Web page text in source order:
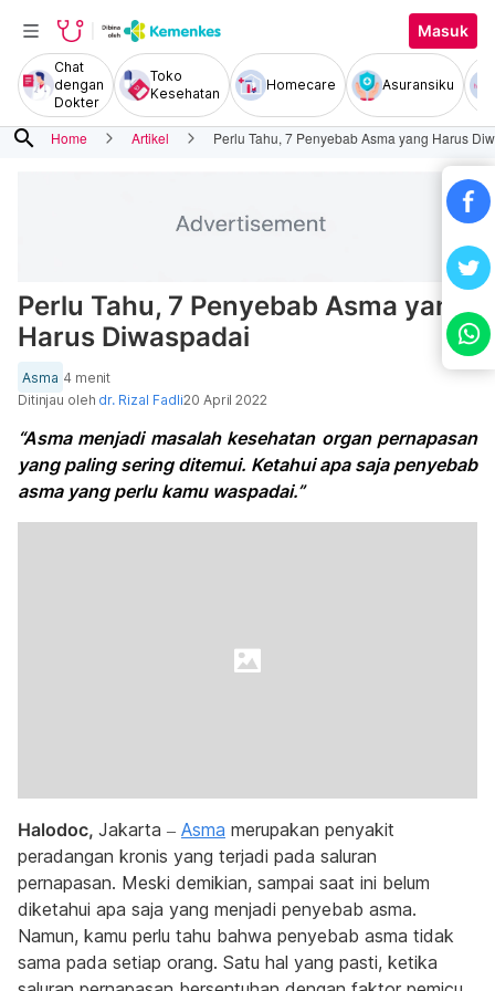
Masuk
Chat
dengan
Dokter
Toko
Kesehatan
Homecare Asuransiku
search Home Artikel Perlu Tahu, 7 Penyebab Asma yang Harus
Perlu Tahu, 7 Penyebab Asma yang
Harus Diwaspadai
Asma 4 menit
Ditinjau oleh dr. Rizal Fadli20 April 2022
“Asma menjadi masalah kesehatan organ pernapasan
yang paling sering ditemui. Ketahui apa saja penyebab
asma yang perlu kamu waspadai.”
Halodoc, Jakarta – Asma merupakan penyakit
peradangan kronis yang terjadi pada saluran
pernapasan. Meski demikian, sampai saat ini belum
diketahui apa saja yang menjadi penyebab asma.
Namun, kamu perlu tahu bahwa penyebab asma tidak
sama pada setiap orang. Satu hal yang pasti, ketika